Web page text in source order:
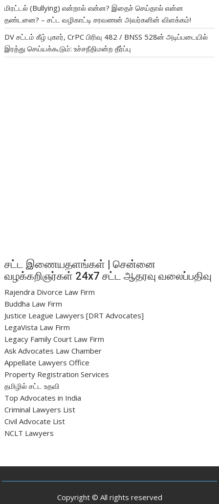
மிரட்டல் (Bullying) என்றால் என்ன? இதைச் செய்தால் என்ன
தண்டனை? – சட்ட வழிகாட்டி சரவணன் அவர்களின் விளக்கம்!
DV சட்டம் கீழ் புகார், CrPC பிரிவு 482 / BNSS 528ன் அடிப்படையில்
இரத்து செய்யக்கூடும்: உச்சநீதிமன்ற தீர்ப்பு
சட்ட இணையதளங்கள் | சென்னை
வழக்கறிஞர்கள் 24x7 சட்ட ஆதரவு வலைப்பதிவு
Rajendra Divorce Law Firm
Buddha Law Firm
Justice League Lawyers [DRT Advocates]
LegaVista Law Firm
Legacy Family Court Law Firm
Ask Advocates Law Chamber
Appellate Lawyers Office
Property Registration Services
தமிழில் சட்ட உதவி
Top Advocates in India
Criminal Lawyers List
Civil Advocate List
NCLT Lawyers
Copyright © All rights reserved